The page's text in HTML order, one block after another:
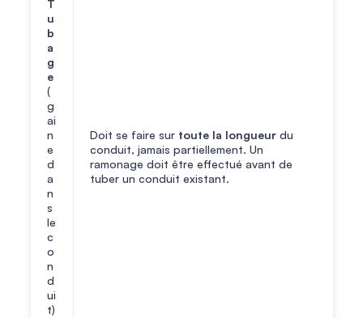
T
u
b
a
g
e
(
g
ai
n
e
d
a
n
s
le
c
o
n
d
ui
t)
Doit se faire sur toute la longueurdu
conduit, jamais partiellement. Un
ramonage doit être effectué avant de
tuber un conduit existant.